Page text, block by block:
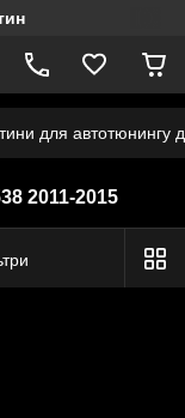
для автотюнингу
2011-2015